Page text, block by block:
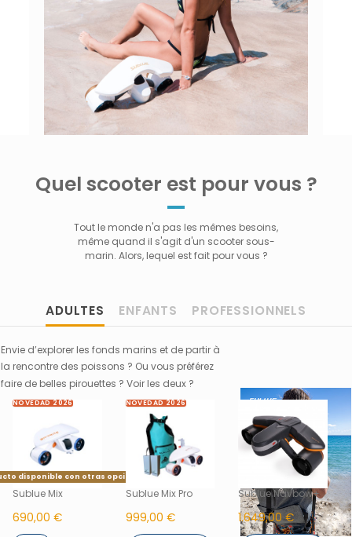
Quel scooter est pour vous ?
Tout le monde n'a pas les mêmes besoins,
même quand il s'agit d'un scooter sous-
marin. Alors, lequel est fait pour vous ?
ADULTES ENFANTS PROFESSIONNELS
Envie d’explorer les fonds marins et de partir à
la rencontre des poissons ? Ou vous préférez
faire de belles pirouettes ? Voir les deux ?
NOVEDAD 2026
disponible con otras opciones
Sublue Mix
690,00 €
NOVEDAD 2026
Sublue Mix Pro
999,00 €
Sublue Navbow+
1.649,00 €